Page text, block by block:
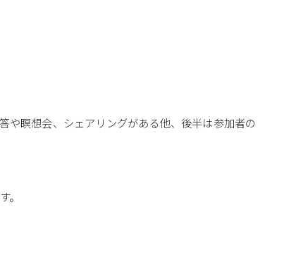
や瞑想会、シェアリングがある他、後半は参加者の
。